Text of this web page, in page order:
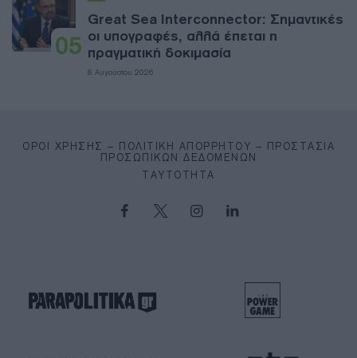
05
Great Sea Interconnector: Σημαντικές
οι υπογραφές, αλλά έπεται η
πραγματική δοκιμασία
8 Αυγούστου 2026
ΌΡΟΙ ΧΡΉΣΗΣ – ΠΟΛΙΤΙΚΉ ΑΠΟΡΡΉΤΟΥ – ΠΡΟΣΤΑΣΊΑ
ΠΡΟΣΩΠΙΚΏΝ ΔΕΔΟΜΈΝΩΝ
ΤΑΥΤΌΤΗΤΑ